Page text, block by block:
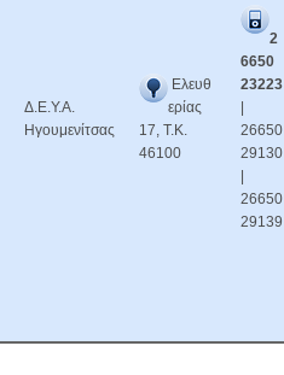
Δ.Ε.Υ.Α.
Ηγουμενίτσας
Ελευθ
ερίας
17, Τ.Κ.
46100
2
6650
23223
26650
29130
26650
29139